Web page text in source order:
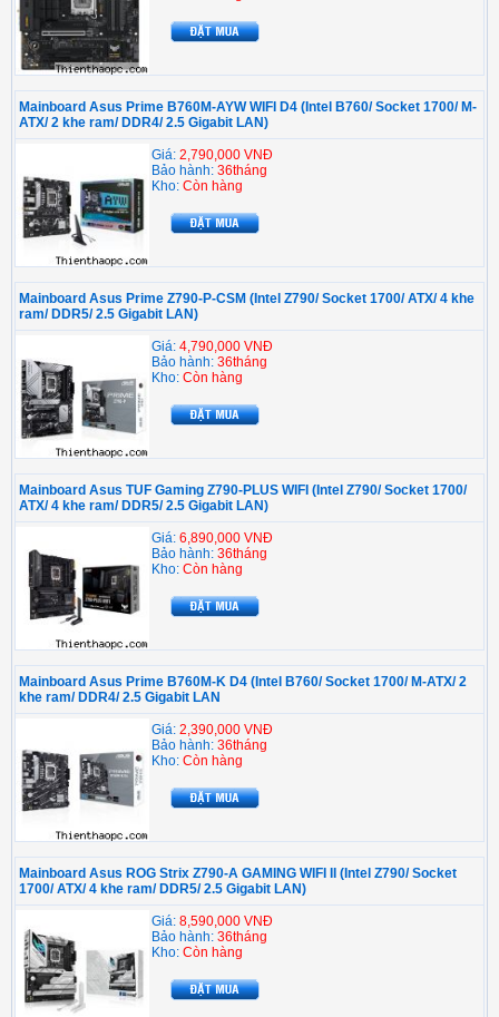
Mainboard Asus Prime B760M-AYW WIFI D4 (Intel B760/ Socket 1700/ M-
ATX/ 2 khe ram/ DDR4/ 2.5 Gigabit LAN)
Giá: 2,790,000 VNĐ
Bảo hành: 36tháng
Kho: Còn hàng
Mainboard Asus Prime Z790-P-CSM (Intel Z790/ Socket 1700/ ATX/ 4 khe
ram/ DDR5/ 2.5 Gigabit LAN)
Giá: 4,790,000 VNĐ
Bảo hành: 36tháng
Kho: Còn hàng
Mainboard Asus TUF Gaming Z790-PLUS WIFI (Intel Z790/ Socket 1700/
ATX/ 4 khe ram/ DDR5/ 2.5 Gigabit LAN)
Giá: 6,890,000 VNĐ
Bảo hành: 36tháng
Kho: Còn hàng
Mainboard Asus Prime B760M-K D4 (Intel B760/ Socket 1700/ M-ATX/ 2
khe ram/ DDR4/ 2.5 Gigabit LAN
Giá: 2,390,000 VNĐ
Bảo hành: 36tháng
Kho: Còn hàng
Mainboard Asus ROG Strix Z790-A GAMING WIFI II (Intel Z790/ Socket
1700/ ATX/ 4 khe ram/ DDR5/ 2.5 Gigabit LAN)
Giá: 8,590,000 VNĐ
Bảo hành: 36tháng
Kho: Còn hàng